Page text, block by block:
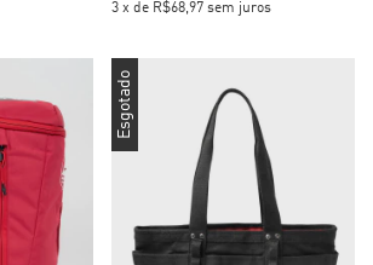
3 x de R$68,97 sem juros
Esgotado